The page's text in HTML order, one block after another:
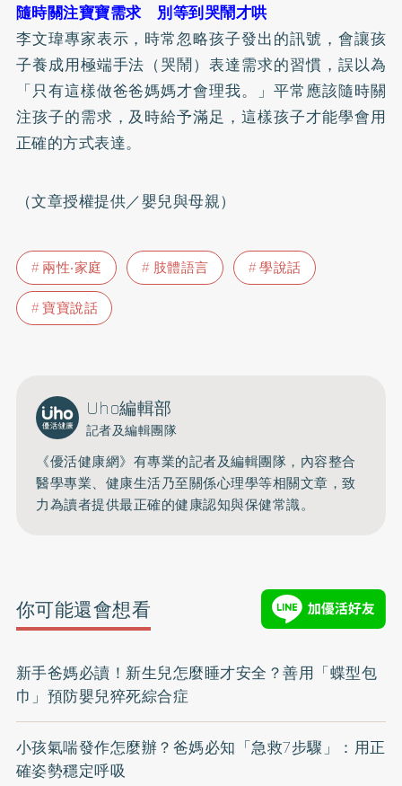
隨時關注寶寶需求 別等到哭鬧才哄
李文瑋專家表示，時常忽略孩子發出的訊號，會讓孩
子養成用極端手法（哭鬧）表達需求的習慣，誤以為
「只有這樣做爸爸媽媽才會理我。」平常應該隨時關
注孩子的需求，及時給予滿足，這樣孩子才能學會用
正確的方式表達。
（文章授權提供／嬰兒與母親）
兩性‧家庭 肢體語言
學說話
寶寶說話
Uho編輯部
記者及編輯團隊
《優活健康網》有專業的記者及編輯團隊，內容整合
醫學專業、健康生活乃至關係心理學等相關文章，致
力為讀者提供最正確的健康認知與保健常識。
你可能還會想看
新手爸媽必讀！新生兒怎麼睡才安全？善用「蝶型包
巾」預防嬰兒猝死綜合症
小孩氣喘發作怎麼辦？爸媽必知「急救7步驟」：用正
確姿勢穩定呼吸